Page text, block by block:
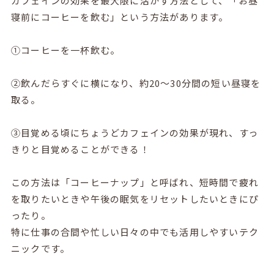
寝前にコーヒーを飲む」という方法があります。
①コーヒーを一杯飲む。
②飲んだらすぐに横になり、約20～30分間の短い昼寝を
取る。
③目覚める頃にちょうどカフェインの効果が現れ、すっ
きりと目覚めることができる！
この方法は「コーヒーナップ」と呼ばれ、短時間で疲れ
を取りたいときや午後の眠気をリセットしたいときにぴ
ったり。
特に仕事の合間や忙しい日々の中でも活用しやすいテク
ニックです。